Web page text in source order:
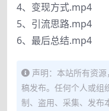
4、变现方式.mp4
5、引流思路.mp4
6、最后总结.mp4
声明：本站所有资
稿发布。任何个人或组
制、盗用、采集、发布